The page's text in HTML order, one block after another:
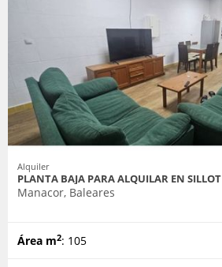
Alquiler
PLANTA BAJA PARA ALQUILAR EN SILLOT
Manacor, Baleares
Área m2: 105